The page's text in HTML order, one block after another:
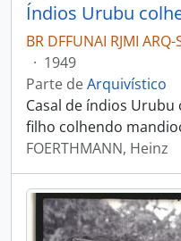
Índios Urubu
BR DFFUNAI RJMI
· 1949
Parte deArquivístico
Casal de índios Urubu
filho colhendo
FOERTHMANN, Heinz